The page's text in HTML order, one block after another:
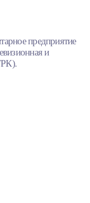
предприятие
и